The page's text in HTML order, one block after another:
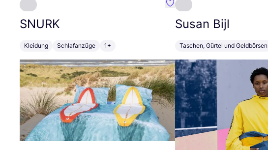
SNURK
Kleidung Schlafanzüge 1+
Favorit SNURK
Susan Bijl
Taschen, Gürtel und Geldbörsen